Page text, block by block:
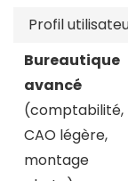
Profil
Bureautique
avancé
(comptabilité,
CAO légère,
montage